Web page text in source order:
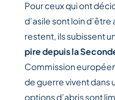
Pour ceux qui ont
d’asile sont loin
restent, ils subissent
pire depuis la
Commission
de guerre vivent dans
options d’abris sont